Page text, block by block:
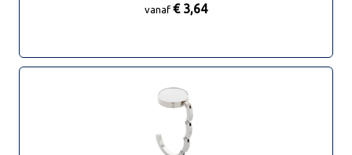
vanaf € 3,64